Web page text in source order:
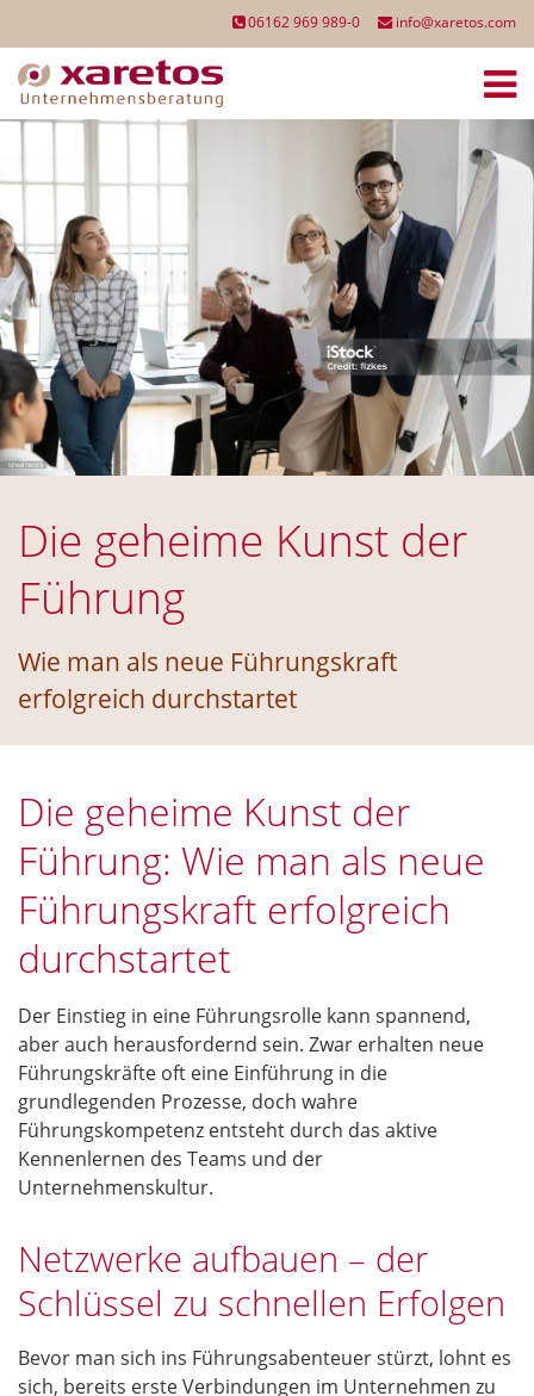
06162 969 989-0 info@xaretos.com
Die geheime Kunst der
Führung
Wie man als neue Führungskraft
erfolgreich durchstartet
Die geheime Kunst der
Führung: Wie man als neue
Führungskraft erfolgreich
durchstartet
Der Einstieg in eine Führungsrolle kann spannend,
aber auch herausfordernd sein. Zwar erhalten neue
Führungskräfte oft eine Einführung in die
grundlegenden Prozesse, doch wahre
Führungskompetenz entsteht durch das aktive
Kennenlernen des Teams und der
Unternehmenskultur.
Netzwerke aufbauen – der
Schlüssel zu schnellen Erfolgen
Bevor man sich ins Führungsabenteuer stürzt, lohnt es
sich, bereits erste Verbindungen im Unternehmen zu